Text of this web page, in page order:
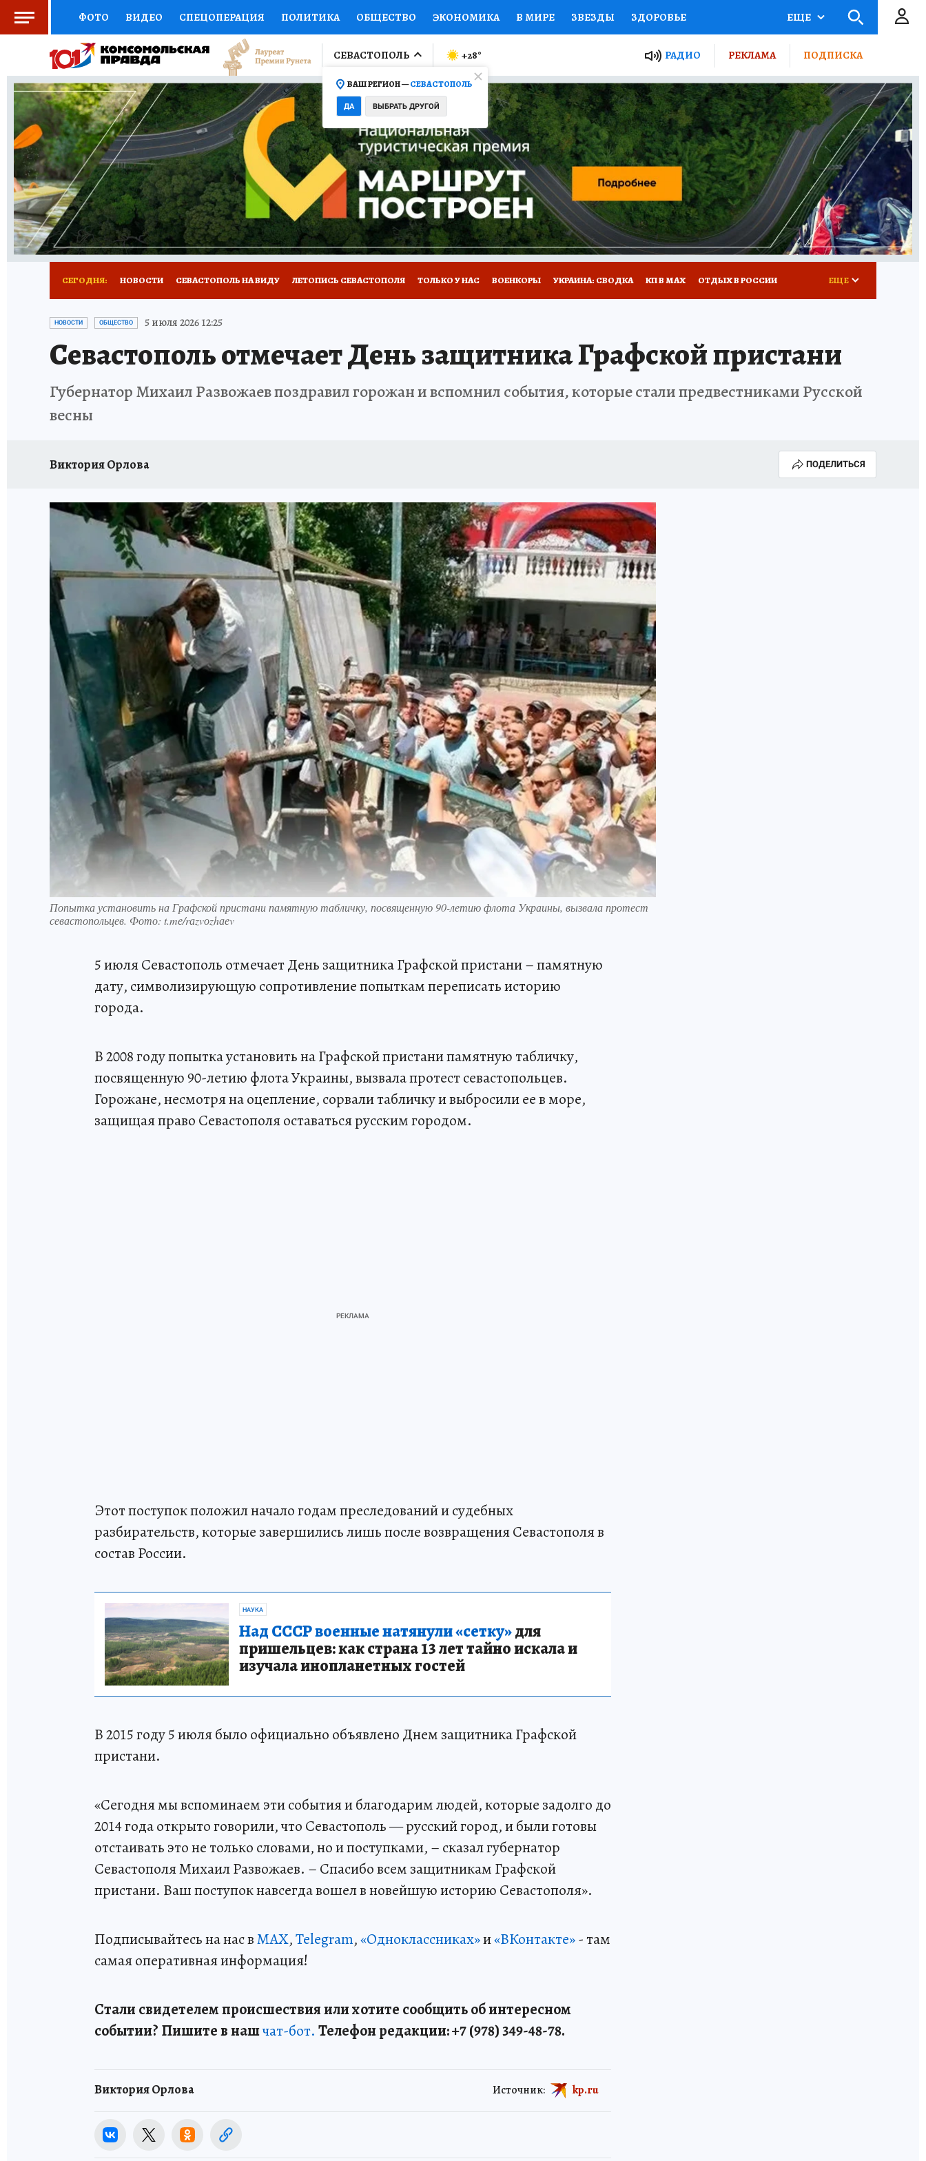
ФОТО ВИДЕО СПЕЦОПЕРАЦИЯ ПОЛИТИКА ОБЩЕСТВО ЭКОНОМИКА В МИРЕ ЗВЕЗДЫ ЗДОРОВЬЕ
СОЦПОДДЕРЖКА НАУКА СПОРТ КОЛУМНИСТЫ ПРОИСШЕСТВИЯ НАЦИОНАЛЬНЫЕ ПРОЕКТЫ РОССИИ
ВЫБОР ЭКСПЕРТОВ ДОКТОР ФИНАНСЫ ОТКРЫВАЕМ МИР Я ЗНАЮ СЕМЬЯ ЖЕНСКИЕ СЕКРЕТЫ ПУТЕВОДИТЕЛЬ
КНИЖНАЯ ПОЛКА ПРОГНОЗЫ НА СПОРТ ПРОМОКОДЫ СЕРИАЛЫ СПЕЦПРОЕКТЫ ДЕФИЦИТ ЖЕЛЕЗА ТУРИЗМ
ПРЕСС-ЦЕНТР НЕДВИЖИМОСТЬ ТЕЛЕВИЗОР КОЛЛЕКЦИИ КОНКУРСЫ РАБОТА У НАС ГИД ПОТРЕБИТЕЛЯ ВСЕ О КП
РАДИО КП РЕКЛАМА ТЕСТЫ НОВОЕ НА САЙТЕ
ЕЩЕ
СЕВАСТОПОЛЬ
ВАШ РЕГИОН —СЕВАСТОПОЛЬ
ДА ВЫБРАТЬ ДРУГОЙ
+28° РАДИО РЕКЛАМА ПОДПИСКА
СЕГОДНЯ: НОВОСТИ СЕВАСТОПОЛЬ НА ВИДУ ЛЕТОПИСЬ СЕВАСТОПОЛЯ ТОЛЬКО У НАС ВОЕНКОРЫ УКРАИНА: СВОДКА КП В МАХ ОТДЫХ В РОССИИ
ЗАПОВЕДНАЯ РОССИЯ
ЕЩЕ
НОВОСТИ ОБЩЕСТВО 5 июля 2026 12:25
Севастополь отмечает День защитника Графской пристани
Губернатор Михаил Развожаев поздравил горожан и вспомнил события, которые стали предвестниками Русской
весны
Виктория Орлова ПОДЕЛИТЬСЯ
Попытка установить на Графской пристани памятную табличку, посвященную 90-летию флота Украины, вызвала протест
севастопольцев. Фото: t.mе/rаzvоzhаеv
5 июля Севастополь отмечает День защитника Графской пристани – памятную
дату, символизирующую сопротивление попыткам переписать историю
города.
В 2008 году попытка установить на Графской пристани памятную табличку,
посвященную 90-летию флота Украины, вызвала протест севастопольцев.
Горожане, несмотря на оцепление, сорвали табличку и выбросили ее в море,
защищая право Севастополя оставаться русским городом.
Этот поступок положил начало годам преследований и судебных
разбирательств, которые завершились лишь после возвращения Севастополя в
состав России.
НАУКА
Над СССР военные натянули «сетку»для
пришельцев: как страна 13 лет тайно искала и
изучала инопланетных гостей
В 2015 году 5 июля было официально объявлено Днем защитника Графской
пристани.
«Сегодня мы вспоминаем эти события и благодарим людей, которые задолго до
2014 года открыто говорили, что Севастополь — русский город, и были готовы
отстаивать это не только словами, но и поступками, – сказал губернатор
Севастополя Михаил Развожаев. – Спасибо всем защитникам Графской
пристани. Ваш поступок навсегда вошел в новейшую историю Севастополя».
Подписывайтесь на нас вMAX,Telegram,«Одноклассниках»и«ВКонтакте»- там
самая оперативная информация!
Стали свидетелем происшествия или хотите сообщить об интересном
событии? Пишите в нашчат-бот. Телефон редакции: +7 (978) 349-48-78.
Виктория Орлова Источник: kp.ru